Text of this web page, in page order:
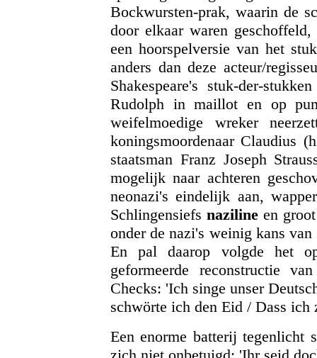
Bockwursten-prak, waarin de
door elkaar waren
een hoorspelversie van het
anders dan deze acteur/
Shakespeare's stuk-der-
Rudolph in maillot en op
weifelmoedige wreker
koningsmoordenaar Claudius
staatsman Franz Joseph
mogelijk naar achteren
neonazi's eindelijk aan,
Schlingensiefs naziline en
onder de nazi's weinig kans
En pal daarop volgde het
geformeerde reconstructie
Checks: 'Ich singe unser
schwörte ich den Eid / Dass ich
Een enorme batterij tegenlicht